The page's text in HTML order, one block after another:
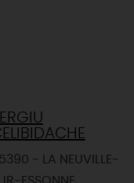
- LA NEUVILLE-